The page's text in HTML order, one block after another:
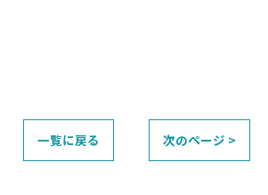
一覧に戻る 次のページ >